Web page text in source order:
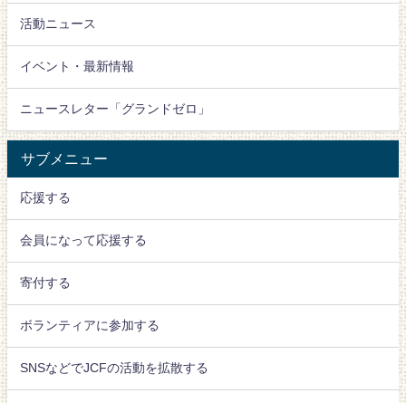
活動ニュース
イベント・最新情報
ニュースレター「グランドゼロ」
サブメニュー
応援する
会員になって応援する
寄付する
ボランティアに参加する
SNSなどでJCFの活動を拡散する